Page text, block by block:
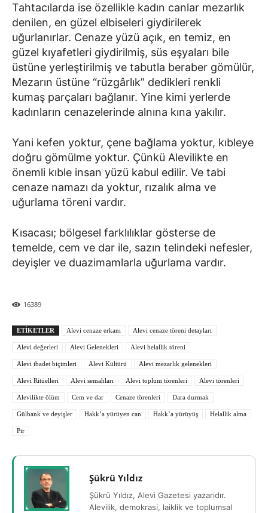
Tahtacılarda ise özellikle kadın canlar mezarlık
denilen, en güzel elbiseleri giydirilerek
uğurlanırlar. Cenaze yüzü açık, en temiz, en
güzel kıyafetleri giydirilmiş, süs eşyaları bile
üstüne yerleştirilmiş ve tabutla beraber gömülür,
Mezarın üstüne “rüzgârlık” dedikleri renkli
kumaş parçaları bağlanır. Yine kimi yerlerde
kadınların cenazelerinde alnına kına yakılır.
Yani kefen yoktur, çene bağlama yoktur, kıbleye
doğru gömülme yoktur. Çünkü Alevilikte en
önemli kıble insan yüzü kabul edilir. Ve tabi
cenaze namazı da yoktur, rızalık alma ve
uğurlama töreni vardır.
Kısacası; bölgesel farklılıklar gösterse de
temelde, cem ve dar ile, sazın telindeki nefesler,
deyişler ve duazimamlarla uğurlama vardır.
16389
ETIKETLER Alevi cenaze erkanı Alevi cenaze töreni detayları
Alevi değerleri Alevi Gelenekleri Alevi helallik töreni
Alevi ibadet biçimleri Alevi Kültürü Alevi mezarlık gelenekleri
Alevi Ritüelleri Alevi semahları Alevi toplum törenleri Alevi törenleri
Alevilikte ölüm Cem ve dar Cenaze törenleri Dara durmak
Gülbank ve deyişler Hakk’a yürüyen can Hakk’a yürüyüş Helallik alma
Pir
Şükrü Yıldız
Şükrü Yıldız, Alevi Gazetesi yazarıdır.
Alevilik, demokrasi, laiklik ve toplumsal